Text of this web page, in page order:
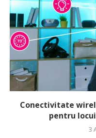
Conectivitate
pentru
3